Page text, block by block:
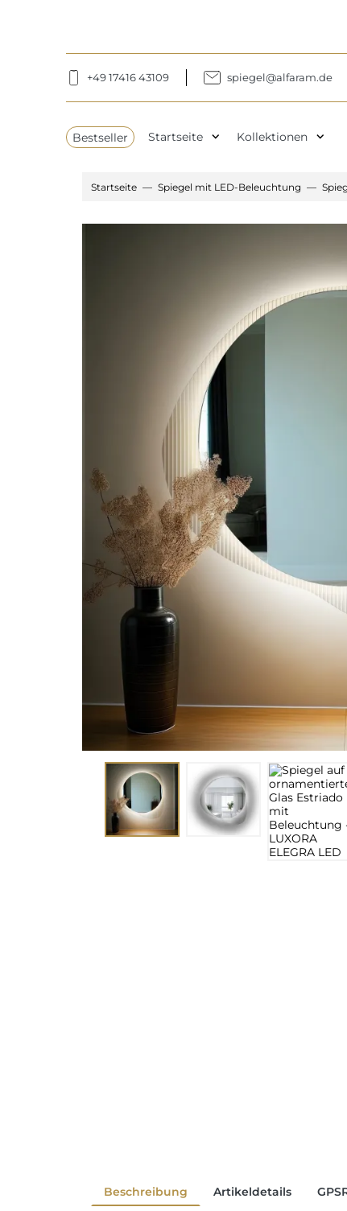
+49 17416 43109 spiegel@alfaram.de
Bestseller Startseite expand_more Kollektionen expand_more
Startseite Spiegel mit LED-Beleuchtung
Beschreibung Artikeldetails